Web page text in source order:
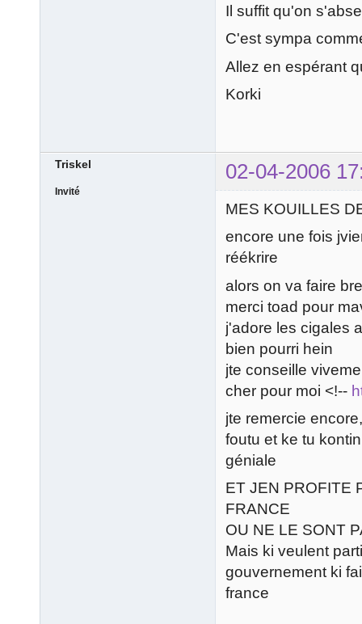
Il suffit qu'on
C'est sympa
Allez en espérant
Korki
Triskel 02-04-2006
Invité
MES KOUILLES
encore une fois
réékrire
alors on va faire
merci toad pour
j'adore les cigales
bien pourri hein
jte conseille
cher pour moi <!--
jte remercie
foutu et ke tu
géniale
ET JEN PROFITE
FRANCE
OU NE LE SONT
Mais ki veulent
gouvernement ki
france